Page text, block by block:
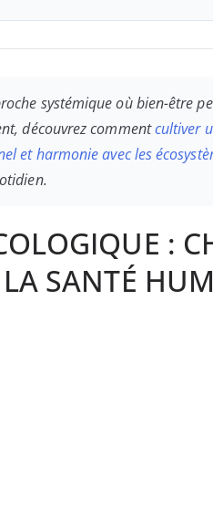
systémique où bien-être
découvrez commentcultiver
et harmonie avec les
:
SANTÉ